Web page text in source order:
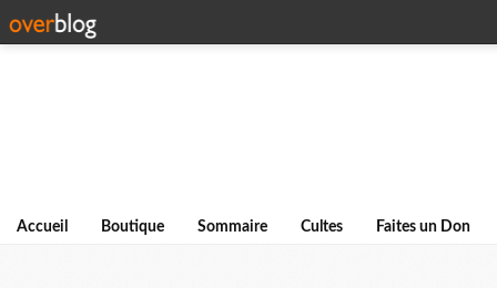
Accueil Boutique Sommaire Cultes Faites un Don